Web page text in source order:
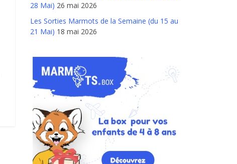
28 Mai) 26 mai 2026
Les Sorties Marmots de la Semaine (du 15 au
21 Mai) 18 mai 2026